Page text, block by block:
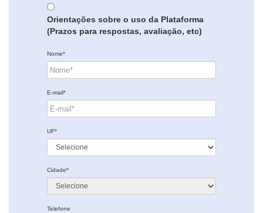
Orientações sobre o uso da Plataforma
(Prazos para respostas, avaliação, etc)
Nome*
E-mail*
UF*
Cidade*
Telefone